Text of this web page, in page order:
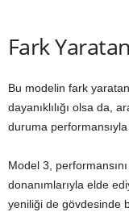
Fark
Bu modelin fark
dayanıklılığı olsa da,
duruma
Model 3,
donanımlarıyla elde
yeniliği de gövdesinde